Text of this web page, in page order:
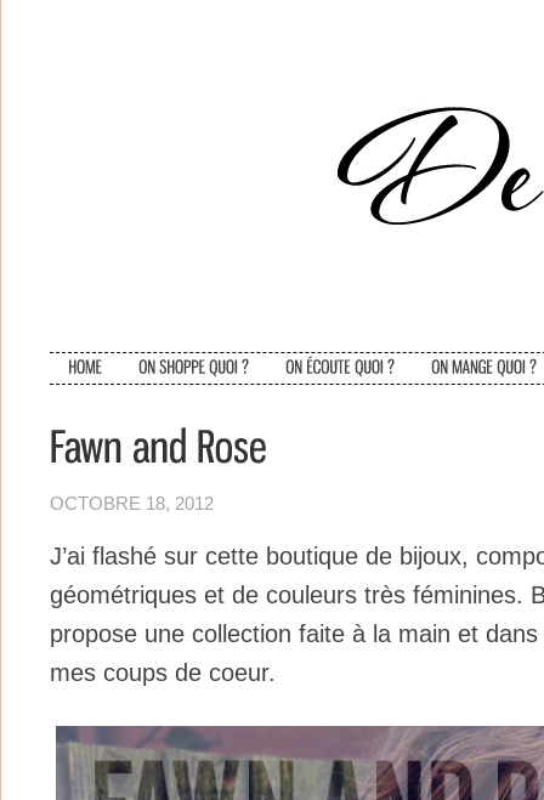
OCTOBRE 18, 2012
J’ai flashé sur cette boutique de bijoux,
géométriques et de couleurs très féminines.
propose une collection faite à la main et dans
mes coups de coeur.